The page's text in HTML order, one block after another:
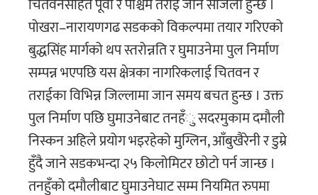
चितवनसहित पूर्वी र पश्चिम तराई जान सजिलो हुन्छ ।
पोखरा–नारायणगढ सडकको विकल्पमा तयार गरिएको
बुद्धसिंह मार्गको थप स्तरोन्नति र घुमाउनेमा पुल निर्माण
सम्पन्न भएपछि यस क्षेत्रका नागरिकलाई चितवन र
तराईका विभिन्न जिल्लामा जान समय बचत हुन्छ । उक्त
पुल निर्माण पछि घुमाउनेबाट तनहँु सदरमुकाम दमौली
निस्कन अहिले प्रयोग भइरहेको मुग्लिन, आँबुखैरेनी र डुम्रे
हुँदै जाने सडकभन्दा २५ किलोमिटर छोटो पर्न जान्छ ।
तनहुँको दमौलीबाट घुमाउनेघाट सम्म नियमित रुपमा